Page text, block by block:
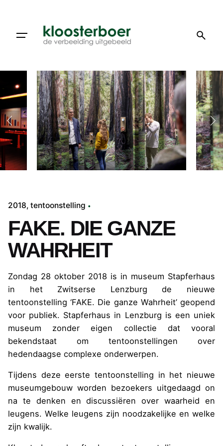
artikel
2018 tentoonstelling
FAKE. DIE GANZE
WAHRHEIT
Zondag 28 oktober 2018 is in museum Stapferhaus
in het Zwitserse Lenzburg de nieuwe
tentoonstelling ‘FAKE. Die ganze Wahrheit’ geopend
voor publiek. Stapferhaus in Lenzburg is een uniek
museum zonder eigen collectie dat vooral
bekendstaat om tentoonstellingen over
hedendaagse complexe onderwerpen.
Tijdens deze eerste tentoonstelling in het nieuwe
museumgebouw worden bezoekers uitgedaagd on
na te denken en discussiëren over waarheid en
leugens. Welke leugens zijn noodzakelijke en welke
zijn kwalijk.